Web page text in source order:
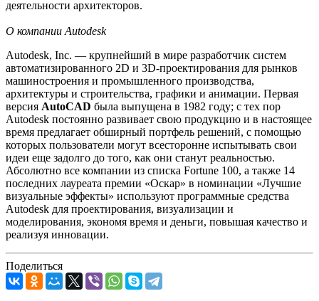
деятельности архитекторов.
О компании Autodesk
Autodesk, Inc. — крупнейший в мире разработчик систем
автоматизированного 2D и 3D-проектирования для рынков
машиностроения и промышленного производства,
архитектуры и строительства, графики и анимации. Первая
версия AutoCAD была выпущена в 1982 году; с тех пор
Autodesk постоянно развивает свою продукцию и в настоящее
время предлагает обширный портфель решений, с помощью
которых пользователи могут всесторонне испытывать свои
идеи еще задолго до того, как они станут реальностью.
Абсолютно все компании из списка Fortune 100, а также 14
последних лауреата премии «Оскар» в номинации «Лучшие
визуальные эффекты» используют программные средства
Autodesk для проектирования, визуализации и
моделирования, экономя время и деньги, повышая качество и
реализуя инновации.
Поделиться